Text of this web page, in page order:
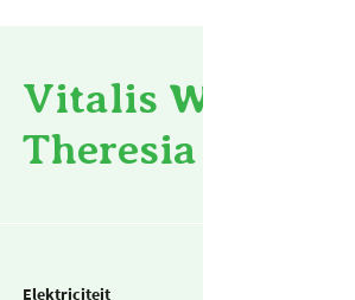
Vitalis
Theresia - 2021
Elektriciteit